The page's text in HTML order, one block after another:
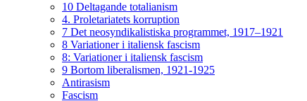
10 Deltagande totalianism
4. Proletariatets korruption
7 Det neosyndikalistiska programmet, 1917–1921
8 Variationer i italiensk fascism
8: Variationer i italiensk fascism
9 Bortom liberalismen, 1921-1925
Antirasism
Fascism